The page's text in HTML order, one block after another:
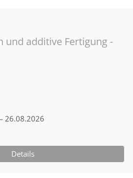
und additive Fertigung -
26.08.2026
Details